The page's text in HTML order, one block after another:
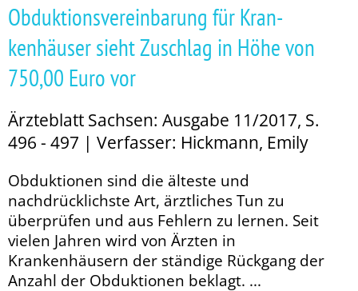
Obduktionsvereinbarung für Kran­
kenhäuser sieht Zuschlag in Höhe von
750,00 Euro vor
Ärzteblatt Sachsen: Ausgabe 11/2017, S.
496 - 497 | Verfasser: Hickmann, Emily
Obduktionen sind die älteste und
nachdrücklichste Art, ärztliches Tun zu
überprüfen und aus Fehlern zu lernen. Seit
vielen Jahren wird von Ärzten in
Krankenhäusern der ständige Rückgang der
Anzahl der Obduktionen beklagt. ...